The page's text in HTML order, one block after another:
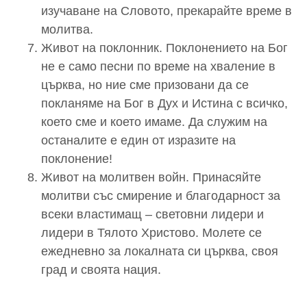
изучаване на Словото, прекарайте време в
молитва.
Живот на поклонник. Поклонението на Бог
не е само песни по време на хваление в
църква, но ние сме призовани да се
покланяме на Бог в Дух и Истина с всичко,
което сме и което имаме. Да служим на
останалите е един от изразите на
поклонение!
Живот на молитвен войн. Принасяйте
молитви със смирение и благодарност за
всеки властимащ – световни лидери и
лидери в Тялото Христово. Молете се
ежедневно за локалната си църква, своя
град и своята нация.